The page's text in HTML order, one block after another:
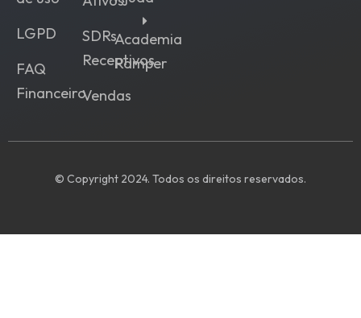
LGPD
FAQ
Financeiro
SDRs
Receptivos
Vendas
Academia
Ramper
© Copyright 2024. Todos os direitos reservados.